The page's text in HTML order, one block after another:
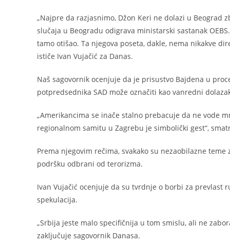
„Najpre da razjasnimo, Džon Keri ne dolazi u Beograd
slučaja u Beogradu odigrava ministarski sastanak
tamo otišao. Ta njegova poseta, dakle, nema nikakve
ističe Ivan Vujačić za Danas.
Naš sagovornik ocenjuje da je prisustvo Bajdena u
potpredsednika SAD može označiti kao vanredni
„Amerikancima se inače stalno prebacuje da ne vode
regionalnom samitu u Zagrebu je simbolički gest“,
Prema njegovim rečima, svakako su nezaobilazne
podršku odbrani od terorizma.
Ivan Vujačić ocenjuje da su tvrdnje o borbi za prevlast
spekulacija.
„Srbija jeste malo specifičnija u tom smislu, ali ne
zaključuje sagovornik Danasa.